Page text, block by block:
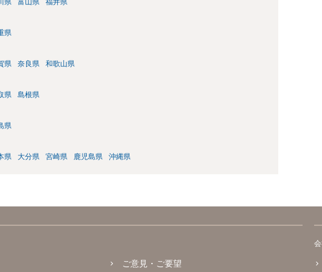
県
県 奈良県 和歌山県
県 島根県
県
県 大分県 宮崎県 鹿児島県 沖縄県
ご意見・ご要望